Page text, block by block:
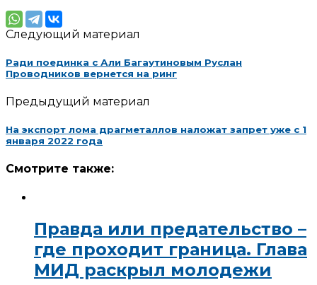
Следующий материал
Ради поединка с Али Багаутиновым Руслан
Проводников вернется на ринг
Предыдущий материал
На экспорт лома драгметаллов наложат запрет уже с 1
января 2022 года
Смотрите также:
Правда или предательство –
где проходит граница. Глава
МИД раскрыл молодежи